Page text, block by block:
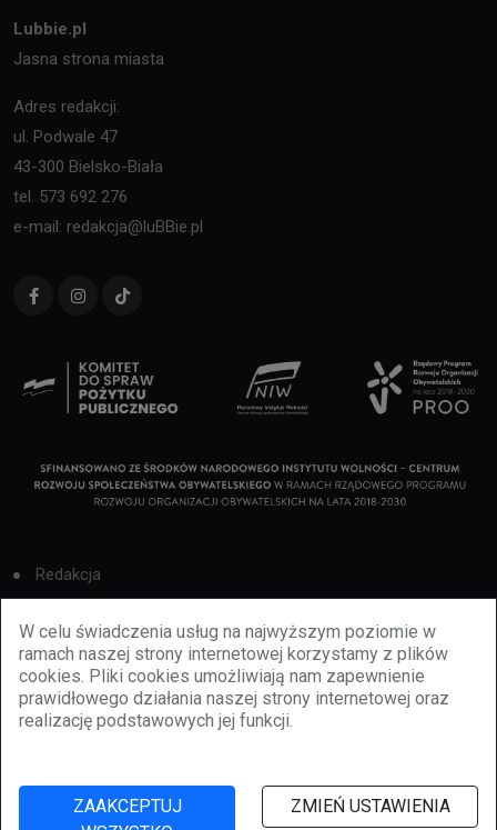
W celu świadczenia usług na najwyższym poziomie w
ramach naszej strony internetowej korzystamy z plików
cookies. Pliki cookies umożliwiają nam zapewnienie
prawidłowego działania naszej strony internetowej oraz
realizację podstawowych jej funkcji.
ZAAKCEPTUJ
ZMIEŃ USTAWIENIA
Lubbie.pl
Jasna strona miasta
Adres redakcji:
ul. Podwale 47
43-300 Bielsko-Biała
tel. 573 692 276
e-mail: redakcja@luBBie.pl
Redakcja
Cookies
Reklama
BBiletomania